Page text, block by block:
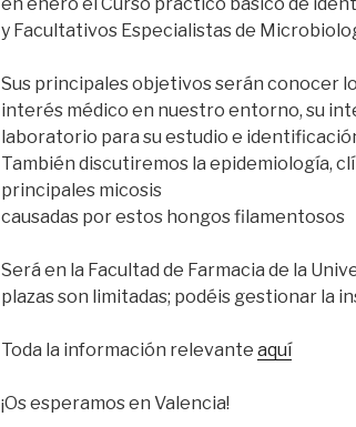
y Facultativos Especialistas de
Sus principales objetivos serán conocer
interés médico en nuestro entorno, su
laboratorio para su estudio e
También discutiremos la epidemiología,
principales micosis
causadas por estos hongos filamentosos
Será en la Facultad de Farmacia de la
plazas son limitadas; podéis gestionar la
Toda la información relevante aquí
¡Os esperamos en Valencia!